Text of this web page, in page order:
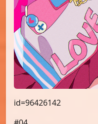
id=96426142